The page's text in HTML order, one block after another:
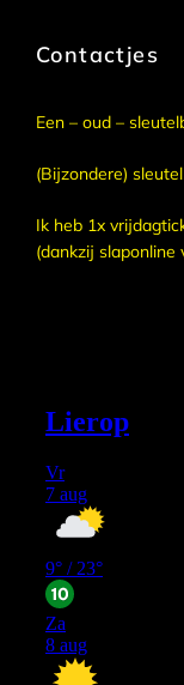
Contactjes
(Bijzondere)
Ik heb 1x
(dankzij slaponline